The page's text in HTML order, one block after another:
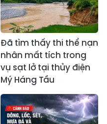
Đã tìm thấy thi thể nạn
nhân mất tích trong
vụ sạt lở tại thủy điện
Mý Háng Tầu